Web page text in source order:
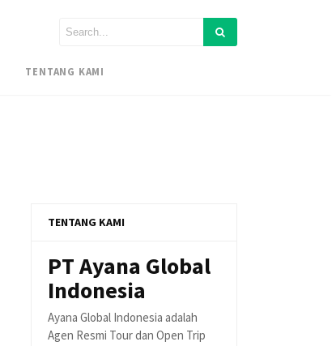
TENTANG KAMI
TENTANG KAMI
PT Ayana Global
Indonesia
Ayana Global Indonesia adalah
Agen Resmi Tour dan Open Trip